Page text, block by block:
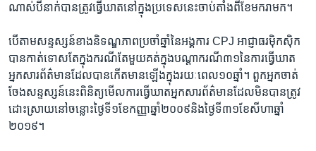
ណាស់​បី​នាក់​បាន​ត្រូវ​ធ្វើ​ឃាត​នៅ​ក្នុង​ប្រទេស​នេះ​ចាប់​តាំង​ពី​ខែ​មករា​មក។
បើ​តាម​សន្ទស្សន៍ខាង​និទណ្ឌភាព​ប្រចាំឆ្នាំ​នៃ​អង្គការ CPJ អាជ្ញាធរ​ម៉ិកស៊ិក
បានកាត់​ទោស​តែ​ក្នុង​ករណី​តែ​មួយ​គត់​ក្នុង​បណ្តា​ករណី​៣១​នៃ​ការ​ធ្វើ​ឃាត​
អ្នក​សារព័ត៌មាន​ដែល​បាន​កើត​មានឡើង​ក្នុង​រយៈពេល​១០​ឆ្នាំ។ ពួក​អ្នក​ចាត់​
ចែង​សន្ទស្សន៍​នេះ​ពិនិត្យ​មើល​ការ​ធ្វើ​ឃាត​អ្នក​សារព័ត៌មាន​ដែល​មិន​បាន​ត្រូវ​
ដោះស្រាយ​នៅ​ចន្លោះ​ថ្ងៃ​ទី១​ខែ​កញ្ញា​ឆ្នាំ​២០០៩​និង​ថ្ងៃ​ទី​៣១​ខែ​សីហា​ឆ្នាំ​
២០១៩។​